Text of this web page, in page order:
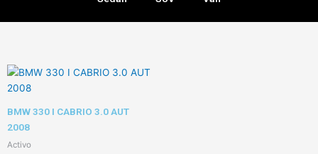
BMW 330 I CABRIO 3.0 AUT
2008
Activo